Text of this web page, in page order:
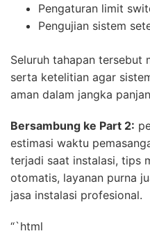
Pengaturan limit
Pengujian sistem
Seluruh tahapan tersebut
serta ketelitian agar
aman dalam jangka
Bersambung ke Part 2:
estimasi waktu
terjadi saat instalasi, tips
otomatis, layanan purna
jasa instalasi profesional.
“`html